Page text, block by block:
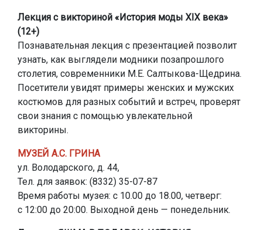
Лекция с викториной «История моды XIX века»
(12+)
Познавательная лекция с презентацией позволит
узнать, как выглядели модники позапрошлого
столетия, современники М.Е. Салтыкова-Щедрина.
Посетители увидят примеры женских и мужских
костюмов для разных событий и встреч, проверят
свои знания с помощью увлекательной
викторины.
МУЗЕЙ А.С. ГРИНА
ул. Володарского, д. 44,
Тел. для заявок: (8332) 35-07-87
Время работы музея: с 10.00 до 18.00, четверг:
с 12:00 до 20:00. Выходной день — понедельник.